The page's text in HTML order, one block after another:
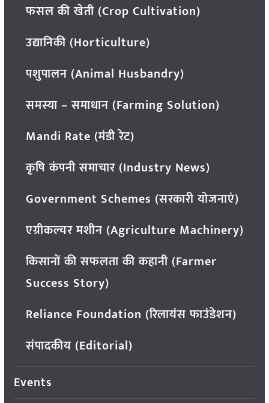
फसल की खेती (Crop Cultivation)
उद्यानिकी (Horticulture)
पशुपालन (Animal Husbandry)
समस्या – समाधान (Farming Solution)
Mandi Rate (मंडी रेट)
कृषि कंपनी समाचार (Industry News)
Government Schemes (सरकारी योजनाएं)
एग्रीकल्चर मशीन (Agriculture Machinery)
किसानों की सफलता की कहानी (Farmer
Success Story)
Reliance Foundation (रिलायंस फाउंडेशन)
संपादकीय (Editorial)
Events